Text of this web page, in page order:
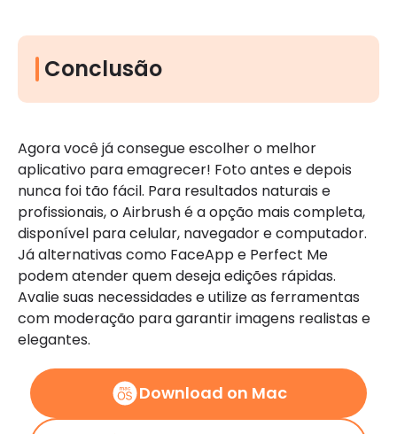
Conclusão
Agora você já consegue escolher o melhor
aplicativo para emagrecer! Foto antes e depois
nunca foi tão fácil. Para resultados naturais e
profissionais, o Airbrush é a opção mais completa,
disponível para celular, navegador e computador.
Já alternativas como FaceApp e Perfect Me
podem atender quem deseja edições rápidas.
Avalie suas necessidades e utilize as ferramentas
com moderação para garantir imagens realistas e
elegantes.
Download on Mac